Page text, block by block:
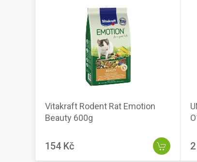
Vitakraft Rodent Rat Emotion
Beauty 600g
154 Kč